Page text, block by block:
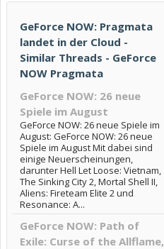
GeForce NOW: Pragmata
landet in der Cloud -
Similar Threads - GeForce
NOW Pragmata
GeForce NOW: 26 neue
Spiele im August
GeForce NOW: 26 neue Spiele im
August: GeForce NOW: 26 neue
Spiele im August Mit dabei sind
einige Neuerscheinungen,
darunter Hell Let Loose: Vietnam,
The Sinking City 2, Mortal Shell II,
Aliens: Fireteam Elite 2 und
Resonance: A...
GeForce NOW: Path of
Exile: Curse of the Allflame,